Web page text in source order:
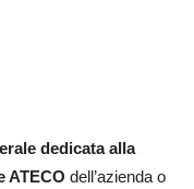
dedicata alla
ATECO dell’azienda o